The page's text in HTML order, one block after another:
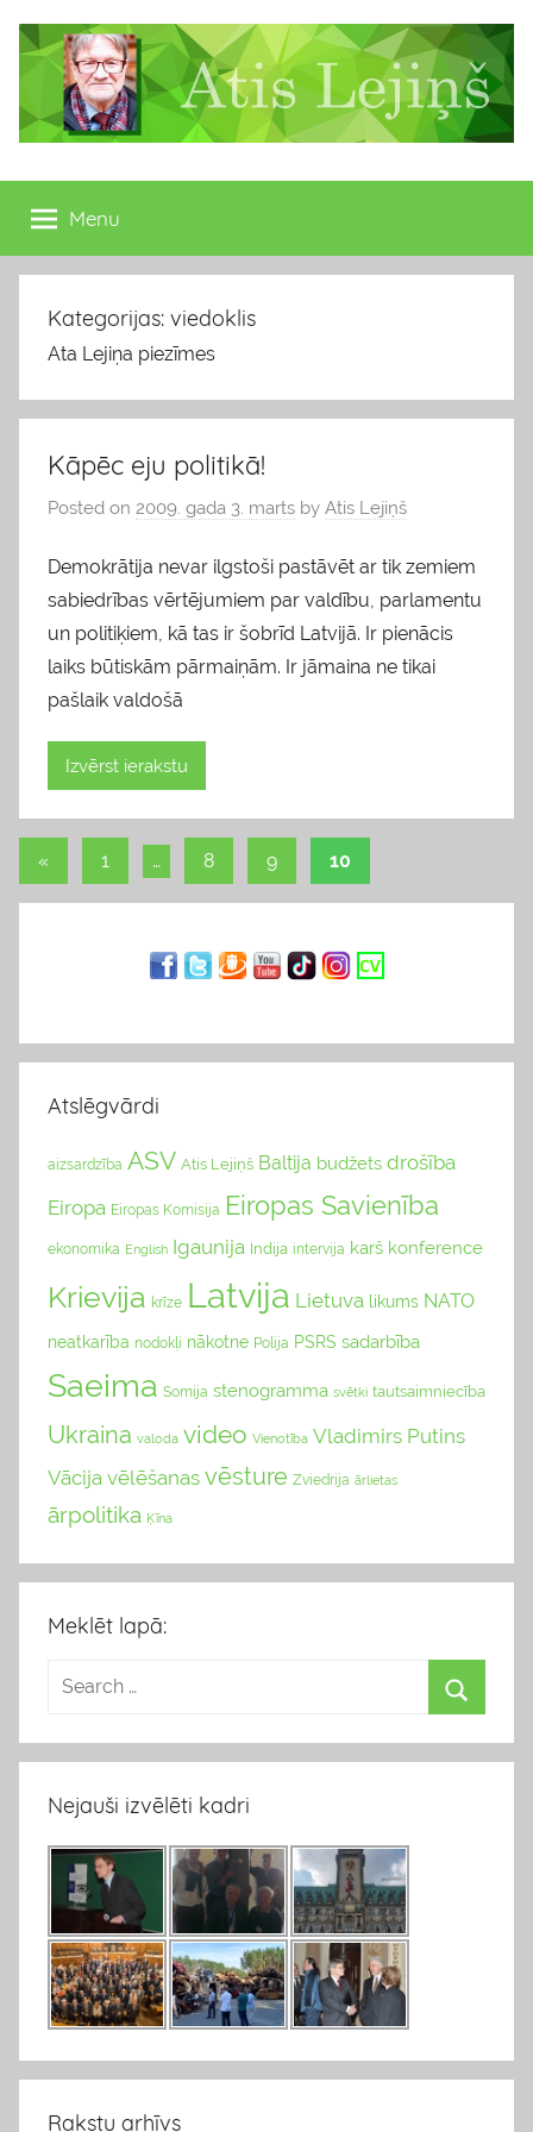
content
Atis
Lejiņš
13.
Saeimas
deputāts
Menu
Kategorijas: viedoklis
Ata Lejiņa piezīmes
Kāpēc eju politikā!
Posted on 2009. gada 3. marts by Atis Lejiņš
Demokrātija nevar ilgstoši pastāvēt ar tik zemiem
sabiedrības vērtējumiem par valdību, parlamentu
un politiķiem, kā tas ir šobrīd Latvijā. Ir pienācis
laiks būtiskām pārmaiņām. Ir jāmaina ne tikai
pašlaik valdošā
Izvērst ierakstu
Ziņu
« Previous
1 … 8 9 10
Atslēgvārdi
aizsardzība ASV Atis Lejiņš Baltija budžets drošība
Eiropa Eiropas Komisija Eiropas Savienība
ekonomika English Igaunija Indija intervija karš konference
Krievija krīze Latvija Lietuva likums NATO
neatkarība nodokļi nākotne Polija PSRS sadarbība
Saeima Somija stenogramma svētki tautsaimniecība
Ukraina valoda video Vienotība Vladimirs Putins
Vācija vēlēšanas vēsture Zviedrija ārlietas
ārpolitika Ķīna
Meklēt lapā:
Nejauši izvēlēti kadri
Rakstu arhīvs